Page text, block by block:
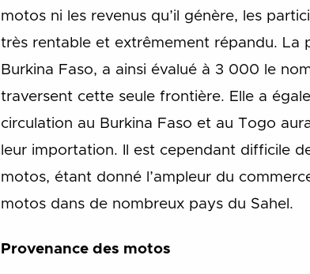
motos ni les revenus qu’il génère, les
très rentable et extrêmement répandu. La
Burkina Faso, a ainsi évalué à 3 000 le
traversent cette seule frontière. Elle a
circulation au Burkina Faso et au Togo
leur importation. Il est cependant difficile
motos, étant donné l’ampleur du
motos dans de nombreux pays du Sahel.
Provenance des motos